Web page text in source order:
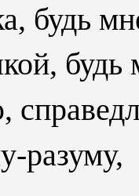
будь
разуму,